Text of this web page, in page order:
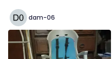
dam-06